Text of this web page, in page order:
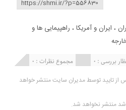
، ایران و آمریکا ، راهپیمایی ها و
مجموع نظرات : 0 بررسی : 0
از تایید توسط مدیران سایت منتشر خواهد
منتشر نخواهد شد.